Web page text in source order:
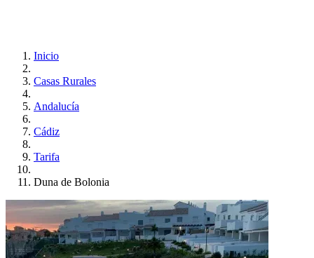
Inicio
Casas Rurales
Andalucía
Cádiz
Tarifa
Duna de Bolonia